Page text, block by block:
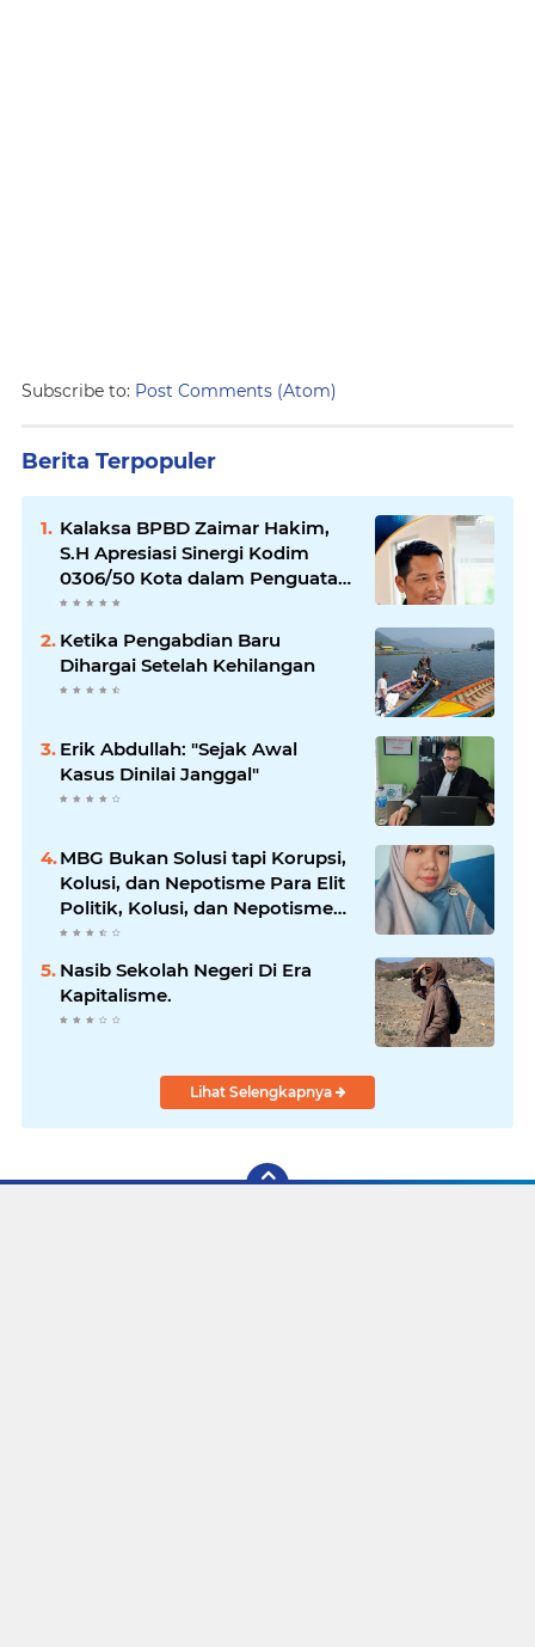
Subscribe to: Post Comments (Atom)
Berita Terpopuler
Kalaksa BPBD Zaimar Hakim,
S.H Apresiasi Sinergi Kodim
0306/50 Kota dalam Penguatan
Mitigasi dan Penanganan
Bencana
Ketika Pengabdian Baru
Dihargai Setelah Kehilangan
Erik Abdullah: "Sejak Awal
Kasus Dinilai Janggal"
MBG Bukan Solusi tapi Korupsi,
Kolusi, dan Nepotisme Para Elit
Politik, Kolusi, dan Nepotisme
Para Elit Politik
Nasib Sekolah Negeri Di Era
Kapitalisme.
Lihat Selengkapnya